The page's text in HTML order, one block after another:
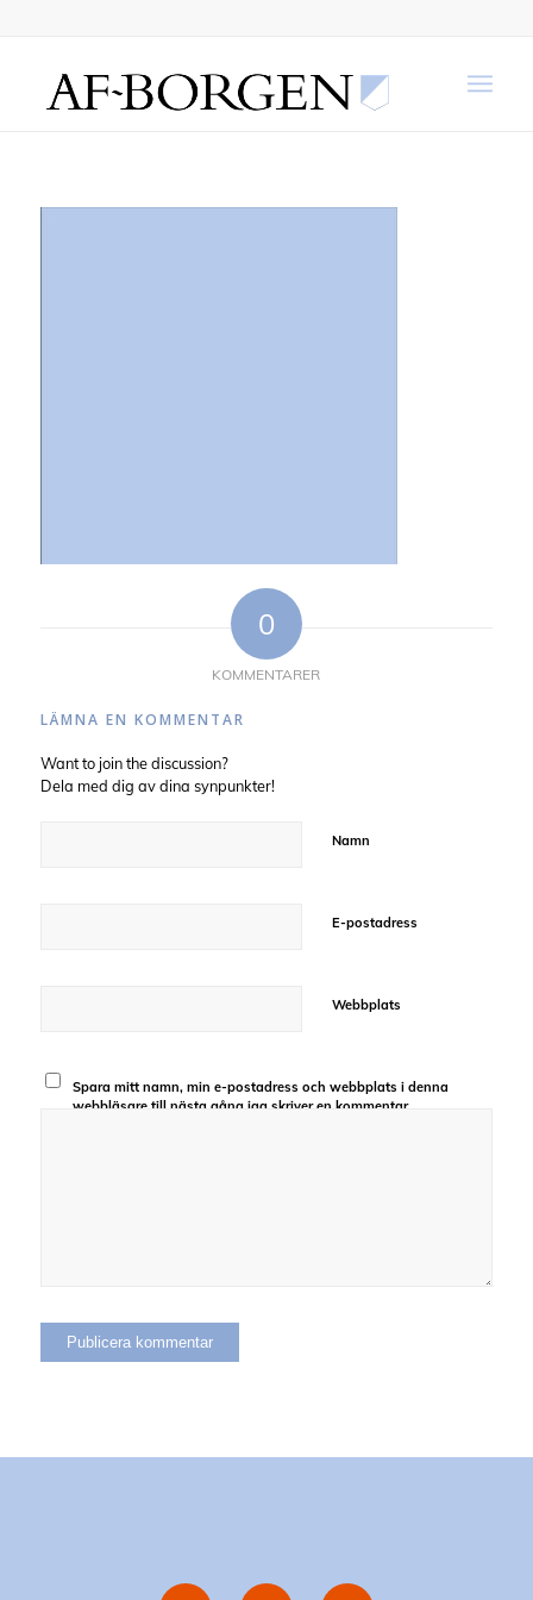
0
KOMMENTARER
LÄMNA EN KOMMENTAR
Want to join the discussion?
Dela med dig av dina synpunkter!
Namn
E-postadress
Webbplats
Spara mitt namn, min e-postadress och webbplats i denna
webbläsare till nästa gång jag skriver en kommentar.